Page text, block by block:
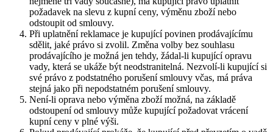
požadavek na slevu z kupní ceny, výměnu zboží nebo
odstoupit od smlouvy.
Při uplatnění reklamace je kupující povinen prodávajícímu
sdělit, jaké právo si zvolil. Změna volby bez souhlasu
prodávajícího je možná jen tehdy, žádal-li kupující opravu
vady, která se ukáže být neodstranitelná. Nezvolí-li kupující si
své právo z podstatného porušení smlouvy včas, má práva
stejná jako při nepodstatném porušení smlouvy.
Není-li oprava nebo výměna zboží možná, na základě
odstoupení od smlouvy může kupující požadovat vrácení
kupní ceny v plné výši.